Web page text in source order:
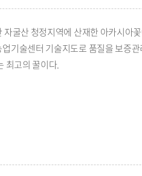
자굴산 청정지역에 산재한 아카시아
기술센터 기술지도로 품질을 보증
최고의 꿀이다.